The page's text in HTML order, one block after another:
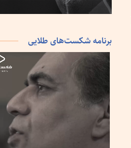
برنامه شکست‌های طلایی